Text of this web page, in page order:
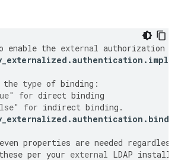
enable the external authorization
.authentication .
the type of binding :
for direct binding
for indirect binding .
.authentication . bind
properties are needed regardless
these per your external LDAP